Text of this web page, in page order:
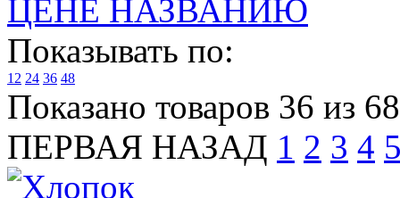
ЦЕНЕ НАЗВАНИЮ
Показывать по:
12 24 36 48
Показано товаров 36 из
ПЕРВАЯ НАЗАД 1 2 3 4